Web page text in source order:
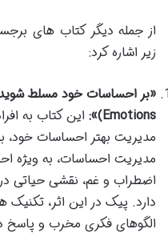
از جمله دیگر کتاب های
زیر اشاره کرد:
Emotions)»:
این کتاب به
مدیریت بهتر احساسات خود،
مدیریت احساسات، به ویژه
اضطراب و غم، نقشی حیاتی
دارد. پیک در این اثر، تکنیک
الگوهای فکری مخرب و پاسخ